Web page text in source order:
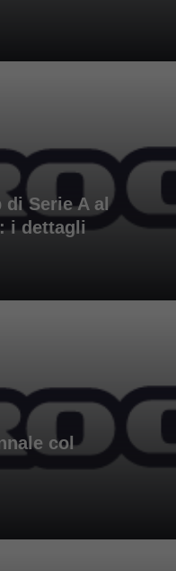
Serie A al
i dettagli
col